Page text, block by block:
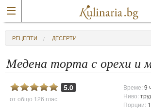
РЕЦЕПТИ ДЕСЕРТИ
Медена торта с орехи и
5.0
от общо 126 глас
Време:9
Ниво:
Порции: